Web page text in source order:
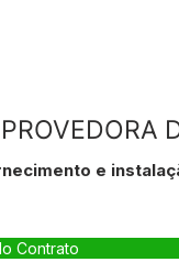
e
Contrato